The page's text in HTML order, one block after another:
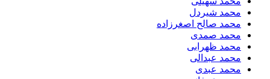
​محمد شیردل
محمد صالح اصغرزاده
محمد صمدی
محمد ظهرابی
محمد عبدالی
محمد عبدی